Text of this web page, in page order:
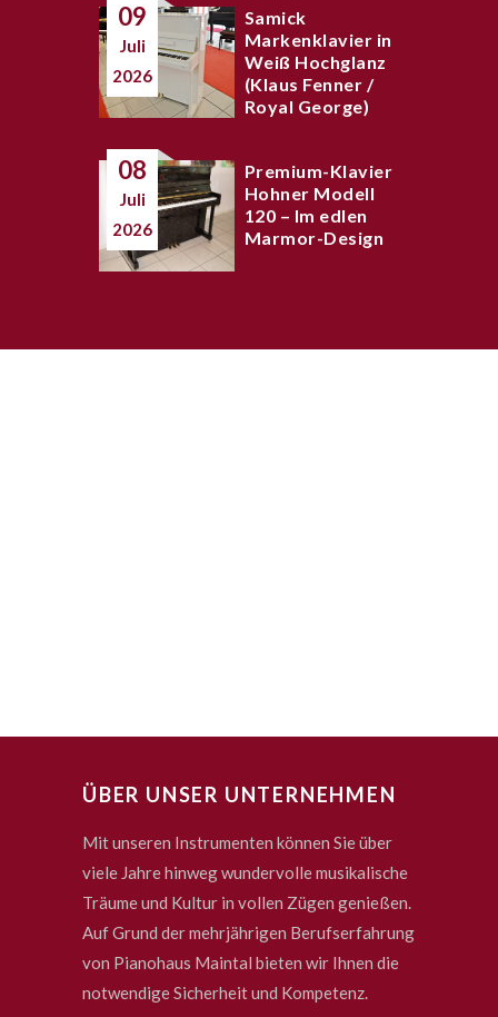
09
Juli
2026
Samick
Markenklavier in
Weiß Hochglanz
(Klaus Fenner /
Royal George)
08
Juli
2026
Premium-Klavier
Hohner Modell
120 – Im edlen
Marmor-Design
ÜBER UNSER UNTERNEHMEN
Mit unseren Instrumenten können Sie über
viele Jahre hinweg wundervolle musikalische
Träume und Kultur in vollen Zügen genießen.
Auf Grund der mehrjährigen Berufserfahrung
von Pianohaus Maintal bieten wir Ihnen die
notwendige Sicherheit und Kompetenz.